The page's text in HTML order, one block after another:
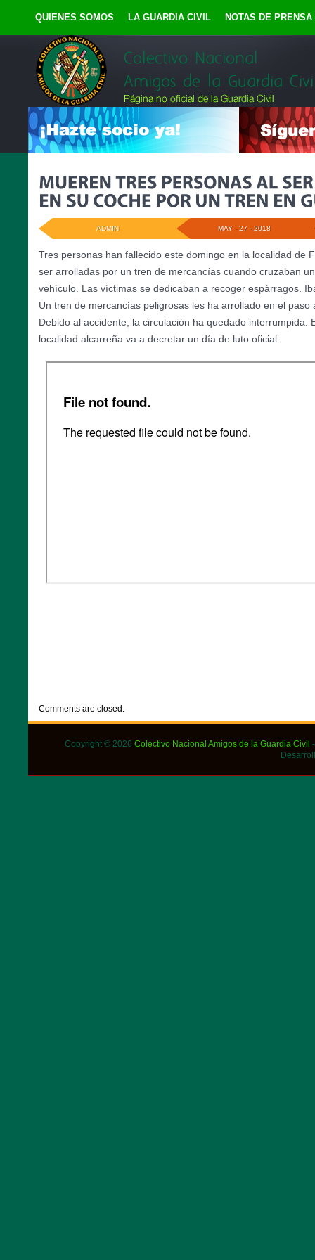
QUIENES SOMOS LA GUARDIA CIVIL NOTAS DE PRENSA
MAY - 27 - 2018
ADMIN
Tres personas han fallecido este domingo en la localidad de
ser arrolladas por un tren de mercancías cuando cruzaban
vehículo. Las víctimas se dedicaban a recoger espárragos.
Un tren de mercancías peligrosas les ha arrollado en el paso
Debido al accidente, la circulación ha quedado interrumpida.
localidad alcarreña va a decretar un día de luto oficial.
Comments are closed.
Copyright © 2026 Colectivo Nacional Amigos de la Guardia Civil